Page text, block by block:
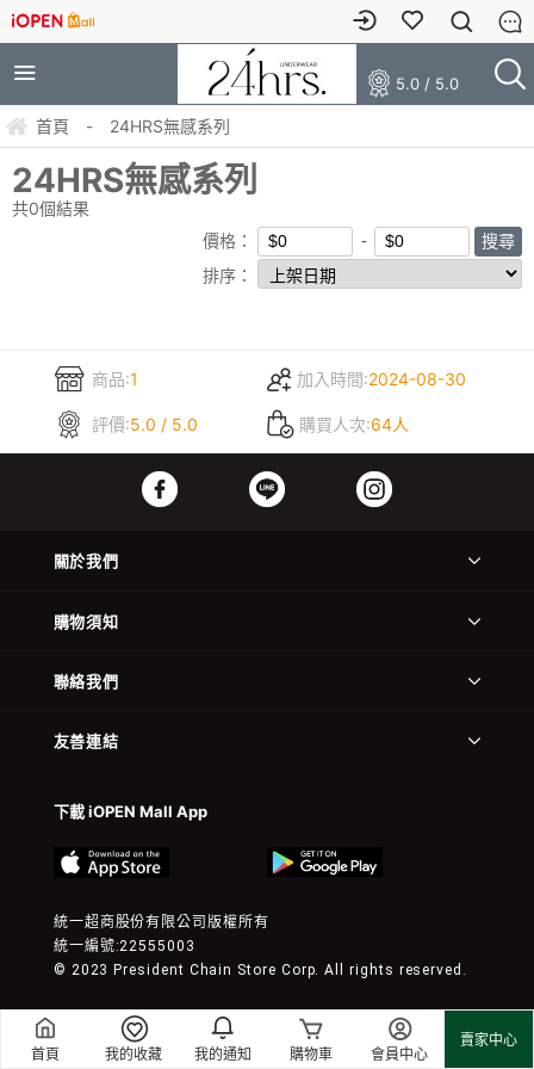
首頁 我的收藏 我的通知 購物車 會員中心
賣家中心
5.0 / 5.0
首頁 - 24HRS無感系列
24HRS無感系列
共0個結果
價格：
排序：
商品:1 加入時間:2024-08-30
評價:5.0 / 5.0 購買人次:64人
關於我們
購物須知
聯絡我們
友善連結
下載 iOPEN Mall App
統一超商股份有限公司版權所有
統一編號:22555003
© 2023 President Chain Store Corp. All rights reserved.